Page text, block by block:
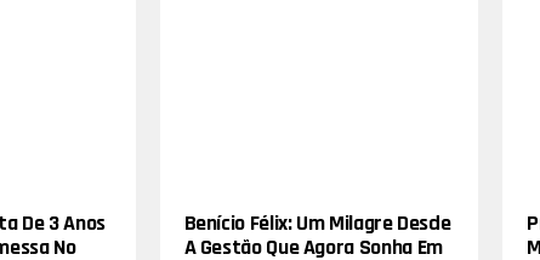
De 3 Anos
No
Benício Félix: Um Milagre Desde
A Gestão Que Agora Sonha Em